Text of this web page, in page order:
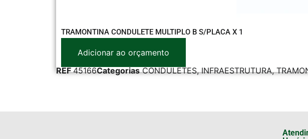
TRAMONTINA CONDULETE MULTIPLO B S/PLACA X 1
Adicionar ao orçamento
REF45166Categorias CONDULETES,INFRAESTRUTURA,